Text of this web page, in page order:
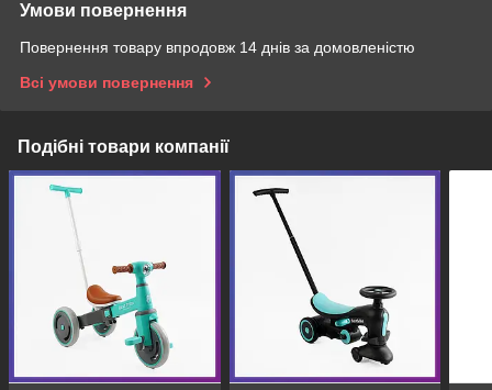
Умови повернення
Повернення товару впродовж 14 днів за домовленістю
Всі умови повернення
Подібні товари компанії